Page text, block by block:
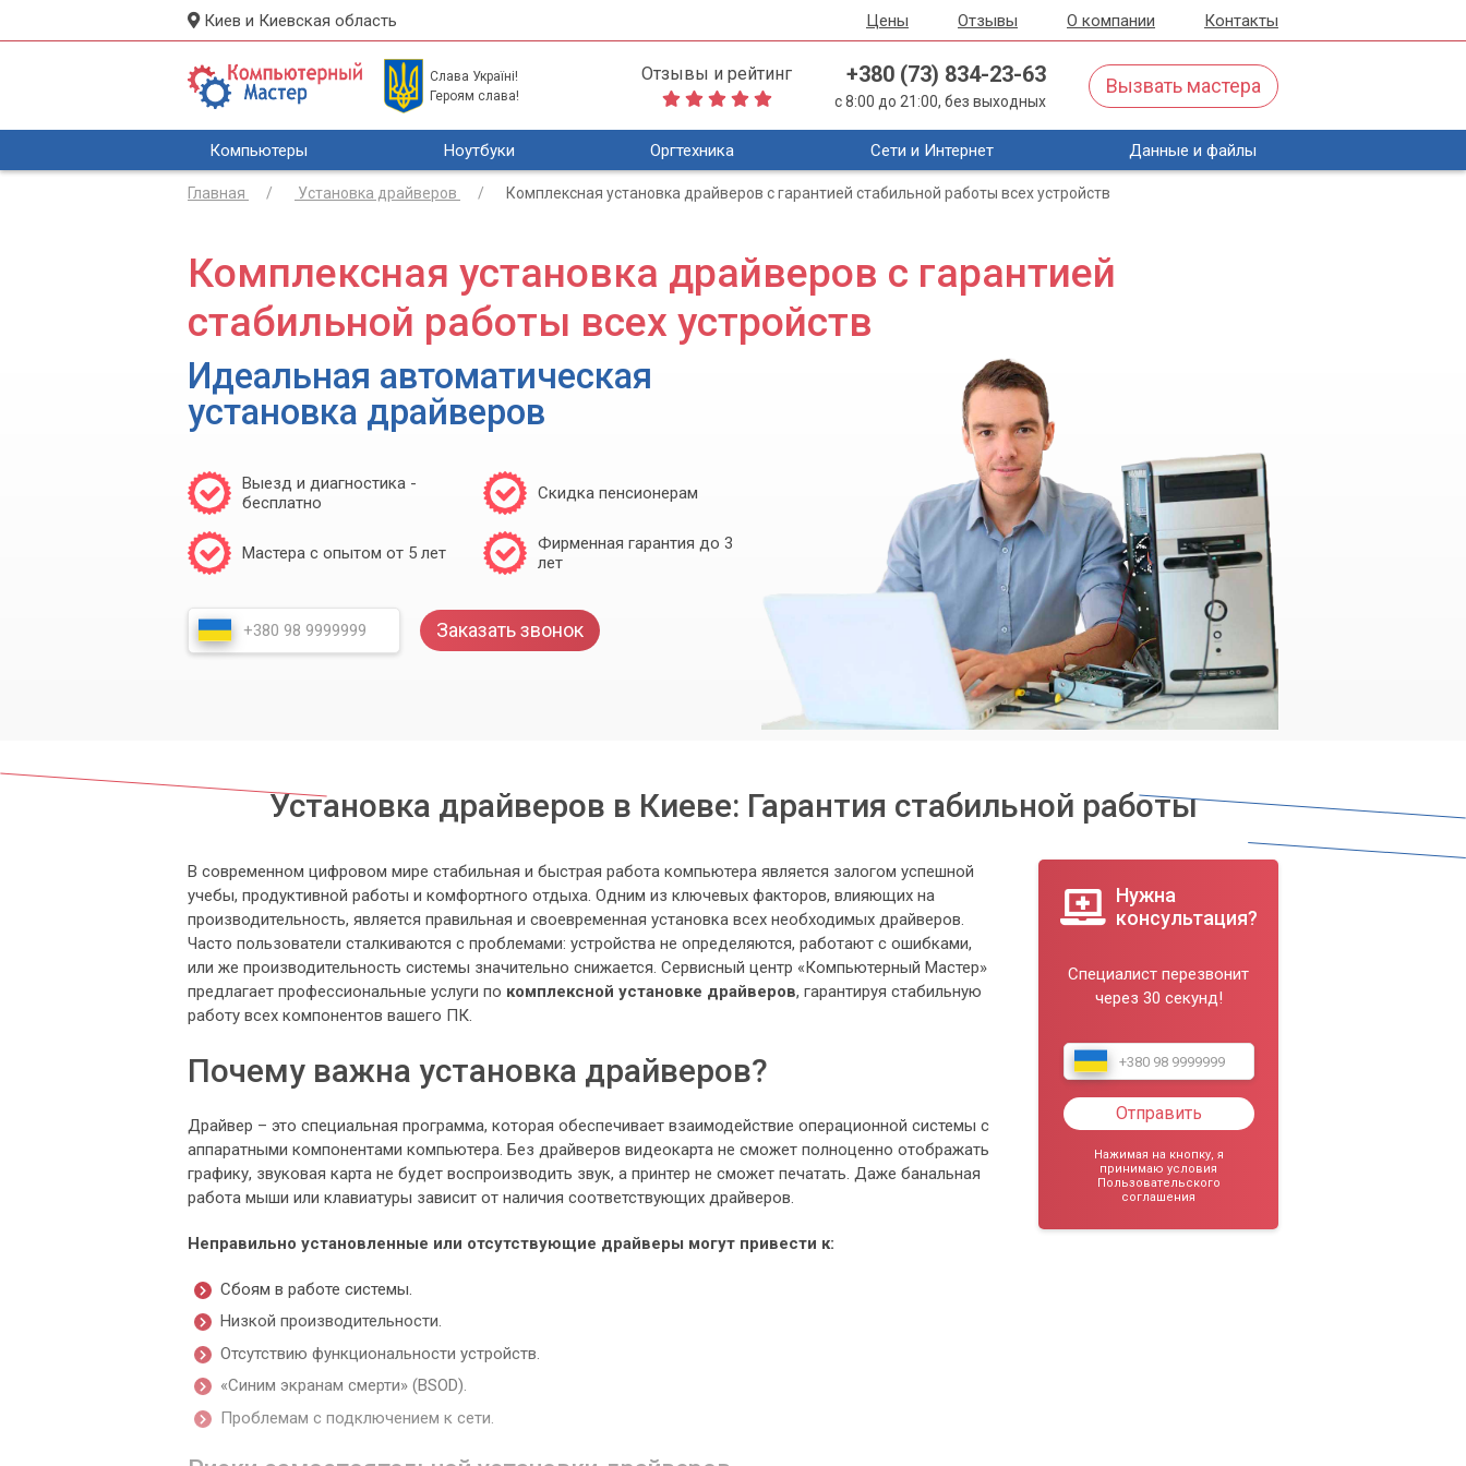
Киев и Киевская область Цены Отзывы О компании Контакты
Слава Україні!
Героям слава!
Отзывы и рейтинг +380 (73) 834-23-63
с 8:00 до 21:00, без выходных
Вызвать мастера
Компьютеры Ноутбуки Оргтехника Сети и Интернет Данные и файлы
Главная Установка драйверов Комплексная установка драйверов с гарантией стабильной работы всех устройств
Комплексная установка драйверов с гарантией
стабильной работы всех устройств
Идеальная автоматическая
установка драйверов
Выезд и диагностика -
бесплатно
Скидка пенсионерам
Мастера с опытом от 5 лет
Фирменная гарантия до 3
лет
Заказать звонок
Установка драйверов в Киеве: Гарантия стабильной работы
В современном цифровом мире стабильная и быстрая работа компьютера является залогом успешной
учебы, продуктивной работы и комфортного отдыха. Одним из ключевых факторов, влияющих на
производительность, является правильная и своевременная установка всех необходимых драйверов.
Часто пользователи сталкиваются с проблемами: устройства не определяются, работают с ошибками,
или же производительность системы значительно снижается. Сервисный центр «Компьютерный Мастер»
предлагает профессиональные услуги по комплексной установке драйверов, гарантируя стабильную
работу всех компонентов вашего ПК.
Почему важна установка драйверов?
Драйвер – это специальная программа, которая обеспечивает взаимодействие операционной системы с
аппаратными компонентами компьютера. Без драйверов видеокарта не сможет полноценно отображать
графику, звуковая карта не будет воспроизводить звук, а принтер не сможет печатать. Даже банальная
работа мыши или клавиатуры зависит от наличия соответствующих драйверов.
Неправильно установленные или отсутствующие драйверы могут привести к:
Сбоям в работе системы.
Низкой производительности.
Отсутствию функциональности устройств.
«Синим экранам смерти» (BSOD).
Проблемам с подключением к сети.
Нужна
консультация?
Специалист перезвонит
через 30 секунд!
Отправить
Нажимая на кнопку, я
принимаю условия
Пользовательского
соглашения